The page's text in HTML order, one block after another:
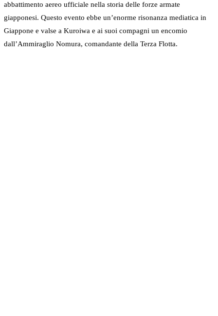
abbattimento aereo ufficiale nella storia delle forze armate
giapponesi. Questo evento ebbe un’enorme risonanza mediatica in
Giappone e valse a Kuroiwa e ai suoi compagni un encomio
dall’Ammiraglio Nomura, comandante della Terza Flotta.